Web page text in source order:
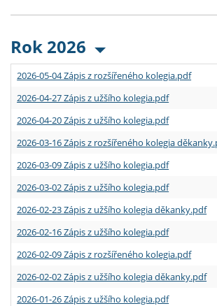
Rok 2026
2026-05-04 Zápis z rozšířeného kolegia.pdf
2026-04-27 Zápis z užšího kolegia.pdf
2026-04-20 Zápis z užšího kolegia.pdf
2026-03-16 Zápis z rozšířeného kolegia
2026-03-09 Zápis z užšího kolegia.pdf
2026-03-02 Zápis z užšího kolegia.pdf
2026-02-23 Zápis z užšího kolegia děkanky.pdf
2026-02-16 Zápis z užšího kolegia.pdf
2026-02-09 Zápis z rozšířeného kolegia.pdf
2026-02-02 Zápis z užšího kolegia děkanky.pdf
2026-01-26 Zápis z užšího kolegia.pdf